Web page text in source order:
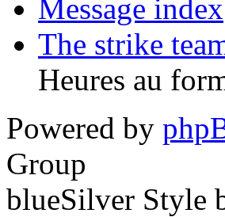
Message index
The strike
Heures au
Powered by
Group
blueSilver